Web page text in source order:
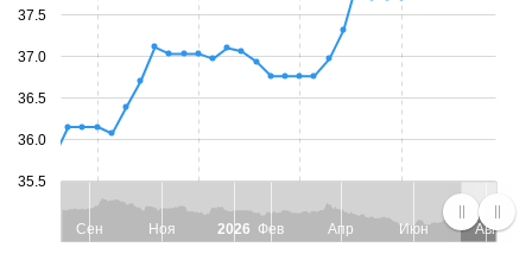
Сен Ноя 2026 Фев Апр Июн Авг
35.5
36.0
36.5
37.0
37.5